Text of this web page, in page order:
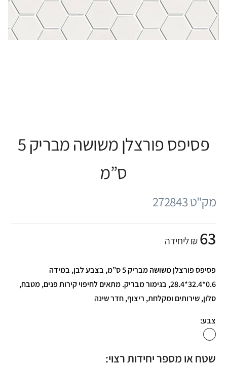
פסיפס פורצלן משושה מבריק 5
ס”מ
מק"ט 272843
63₪ ליחידה
פסיפס פורצלן משושה מבריק 5 ס”מ, בצבע לבן, במידה
0.6*32.4*28.4, בגימור מבריק. מתאים לחיפוי קירות פנים, מטבח,
סלון, שירותים ומקלחת, ריצוף, חדר שינה
צבע:
שטח או מספר יחידות רצוי: